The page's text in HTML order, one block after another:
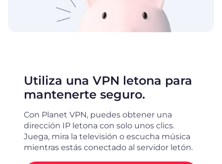
Utiliza una VPN letona para
mantenerte seguro.
Con Planet VPN, puedes obtener una
dirección IP letona con solo unos clics.
Juega, mira la televisión o escucha música
mientras estás conectado al servidor letón.